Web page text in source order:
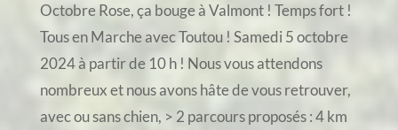
Octobre Rose, ça bouge à Valmont ! Temps fort !
Tous en Marche avec Toutou ! Samedi 5 octobre
2024 à partir de 10 h ! Nous vous attendons
nombreux et nous avons hâte de vous retrouver,
avec ou sans chien, > 2 parcours proposés : 4 km